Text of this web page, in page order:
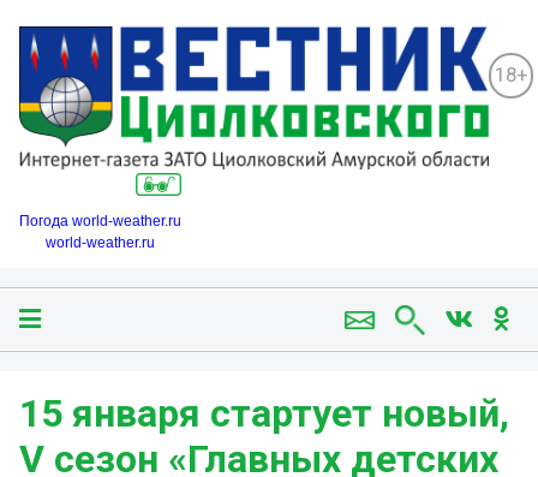
18+
Погода world-weather.ru
world-weather.ru
15 января стартует новый,
V сезон «Главных детских